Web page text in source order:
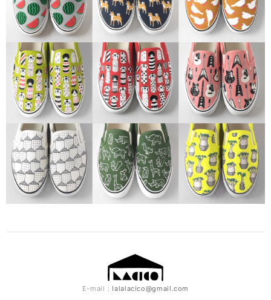
E-mail：lalalacico@gmail.com